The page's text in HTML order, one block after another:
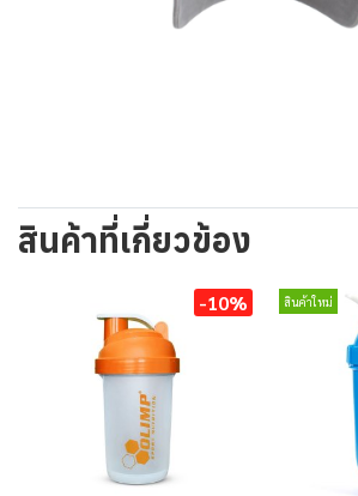
สินค้าที่เกี่ยวข้อง
-10% สินค้าใหม่